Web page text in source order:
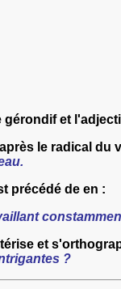
et
le radical du
précédé de en :
et
?